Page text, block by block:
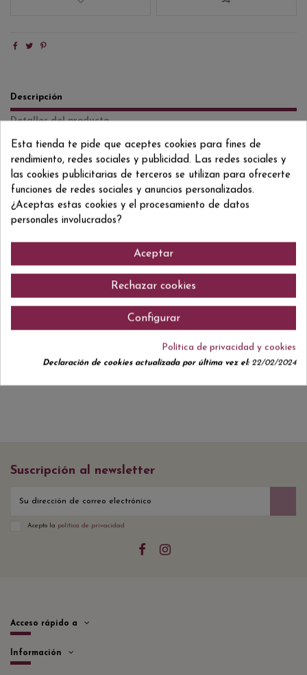
Descripción
Detalles del producto
Reviews(0)
Crianza 9-24 meses Chardonnay, Macabeo, Parellada y Xarel lo. Macabeu y
Xarel lo, con un pequeño aporte de Parellada y Chardonnay y una
crianza mínima de 24 meses en rima.
Suscripción al newsletter
Acepto la política de privacidad
Acceso rápido a
Información
Esta tienda te pide que aceptes cookies para fines de
rendimiento, redes sociales y publicidad. Las redes sociales y
las cookies publicitarias de terceros se utilizan para ofrecerte
funciones de redes sociales y anuncios personalizados.
¿Aceptas estas cookies y el procesamiento de datos
personales involucrados?
Aceptar
Rechazar cookies
Configurar
Política de privacidad y cookies
Declaración de cookies actualizada por última vez el:22/02/2024